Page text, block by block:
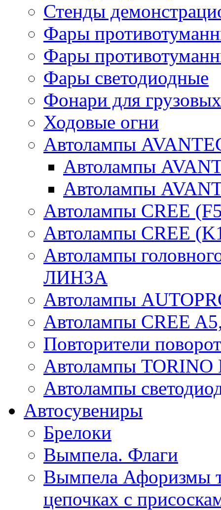
Стенды
Фары
Фары
Фары светодиодные
Фонари для
Ходовые огни
Автолампы
Автолампы
Автолампы
Автолампы CREE
Автолампы CREE
Автолампы
ЛИНЗА
Автолампы
Автолампы CREE
Повторители
Автолампы
Автолампы
Автосувениры
Брелоки
Вымпела. Флаги
Вымпела Афоризмы
цепочках с